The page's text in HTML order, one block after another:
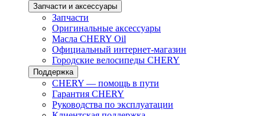
Запчасти и аксессуары
Запчасти
Оригинальные аксессуары
Масла CHERY Oil
Официальный интернет-магазин
Городские велосипеды CHERY
Поддержка
CHERY — помощь в пути
Гарантия CHERY
Руководства по эксплуатации